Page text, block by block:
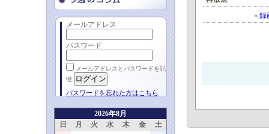
メールアドレス
パスワード
メールアドレスとパスワードを記
憶
パスワードを忘れた方はこちら
2026年8月
日
月 火 水 木 金
土
» 録